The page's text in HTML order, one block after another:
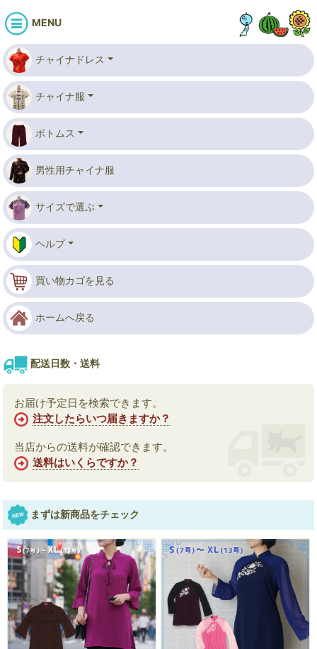
MENU
チャイナドレス
チャイナ服
ボトムス
男性用チャイナ服
サイズで選ぶ
ヘルプ
買い物カゴを見る
ホームへ戻る
配送日数・送料
お届け予定日を検索できます。
注文したらいつ届きますか？
当店からの送料が確認できます。
送料はいくらですか？
まずは新商品をチェック